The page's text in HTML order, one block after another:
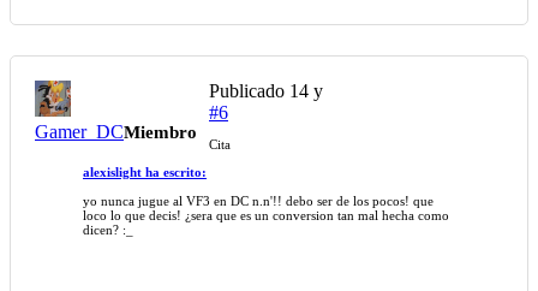
Gamer_DCMiembro
Publicado 14 y
#6
Cita
alexislight ha escrito:
yo nunca jugue al VF3 en DC n.n'!! debo ser de los pocos! que
loco lo que decis! ¿sera que es un conversion tan mal hecha como
dicen? :_